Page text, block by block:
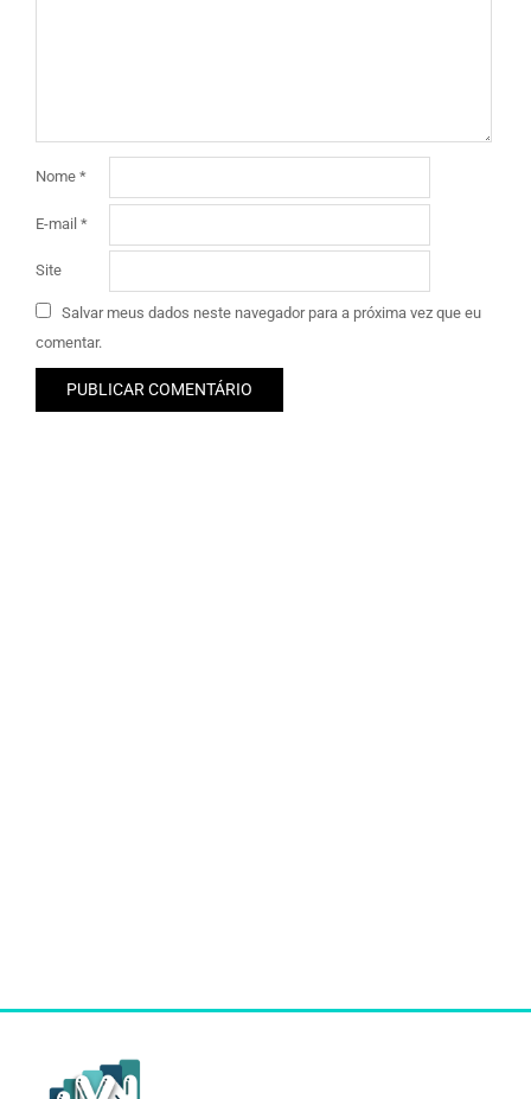
Nome *
E-mail *
Site
Salvar meus dados neste navegador para a próxima vez que eu
comentar.